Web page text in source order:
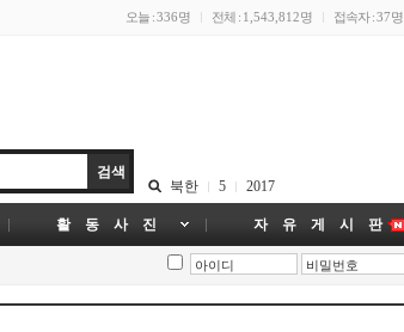
오늘 :336명 전체 : 1,543,812명 접속자 :37명
북한 5 2017
활 동 사 진 자 유 게 시 판